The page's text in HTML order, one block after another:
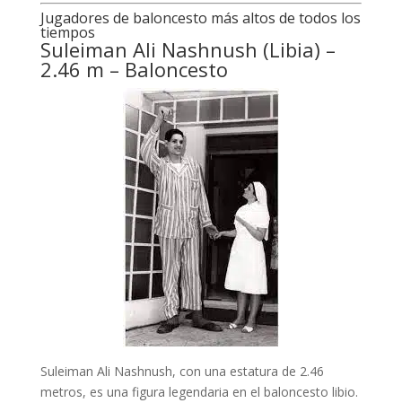
Jugadores de baloncesto más altos de todos los
tiempos
Suleiman Ali Nashnush (Libia) –
2.46 m – Baloncesto
Suleiman Ali Nashnush, con una estatura de 2.46
metros, es una figura legendaria en el baloncesto libio.